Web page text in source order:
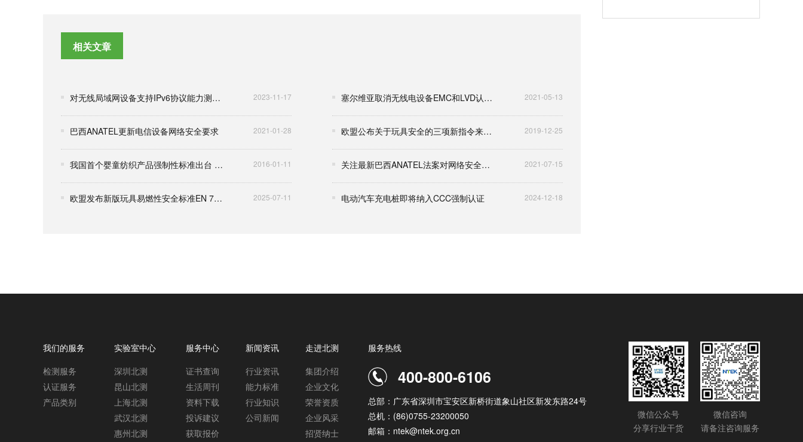
相关文章
对无线局域网设备支持IPv6协议能力测试有关事宜的通知解读 2023-11-17 塞尔维亚取消无线电设备EMC和LVD认证要求 2021-05-13
巴西ANATEL更新电信设备网络安全要求 2021-01-28 欧盟公布关于玩具安全的三项新指令来限制其化学物质含量 2019-12-25
我国首个婴童纺织产品强制性标准出台 将于2018年6月1日强制实施 2016-01-11 关注最新巴西ANATEL法案对网络安全要求 2021-07-15
欧盟发布新版玩具易燃性安全标准EN 71-2:2020+A1:2025 2025-07-11 电动汽车充电桩即将纳入CCC强制认证 2024-12-18
我们的服务
检测服务
认证服务
产品类别
实验室中心
深圳北测
昆山北测
上海北测
武汉北测
惠州北测
服务中心
证书查询
生活周刊
资料下载
投诉建议
获取报价
新闻资讯
行业资讯
能力标准
行业知识
公司新闻
走进北测
集团介绍
企业文化
荣誉资质
企业风采
招贤纳士
微信公众号
分享行业干货
微信咨询
请备注咨询服务
服务热线
400-800-6106
总部：广东省深圳市宝安区新桥街道象山社区新发东路24号
总机：(86)0755-23200050
邮箱：ntek@ntek.org.cn